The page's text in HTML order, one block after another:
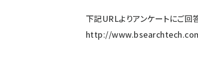
下記URLよりアンケートにご回
http://